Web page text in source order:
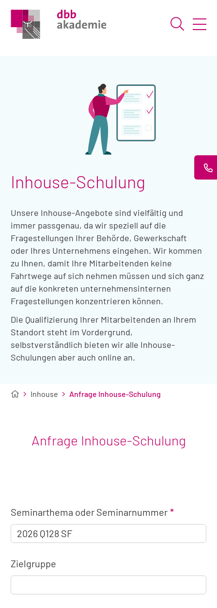
Suche
Inhouse-Schulung
Unsere Inhouse-Angebote sind vielfältig und
immer passgenau, da wir speziell auf die
Fragestellungen Ihrer Behörde, Gewerkschaft
oder Ihres Unternehmens eingehen. Wir kommen
zu Ihnen, damit Ihre Mitarbeitenden keine
Fahrtwege auf sich nehmen müssen und sich ganz
auf die konkreten unternehmensinternen
Fragestellungen konzentrieren können.
Die Qualifizierung Ihrer Mitarbeitenden an Ihrem
Standort steht im Vordergrund,
selbstverständlich bieten wir alle Inhouse-
Schulungen aber auch online an.
Inhouse Anfrage Inhouse-Schulung
Anfrage Inhouse-Schulung
Angaben
zum
Seminar
Seminarthema oder Seminarnummer
Zielgruppe